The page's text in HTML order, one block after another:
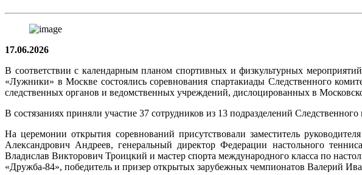
17.06.2026
В соответствии с календарным планом спортивных и физкультурных
«Лужники» в Москве состоялись соревнования спартакиады Следственного
следственных органов и ведомственных учреждений, дислоцированных в
В состязаниях приняли участие 37 сотрудников из 13 подразделений
На церемонии открытия соревнований присутствовали заместитель
Александрович Андреев, генеральный директор Федерации настольного
Владислав Викторович Троицкий и мастер спорта международного класса по
«Дружба-84», победитель и призер открытых зарубежных чемпионатов Валерий